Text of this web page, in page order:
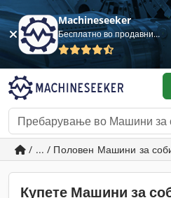
Machineseeker
Бесплатно во продавница
/ ... / Половен Машини за
Купете Машини за